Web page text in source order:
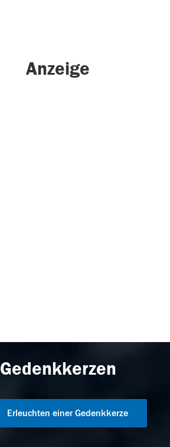
Anzeige
Gedenkkerzen
Erleuchten einer Gedenkkerze